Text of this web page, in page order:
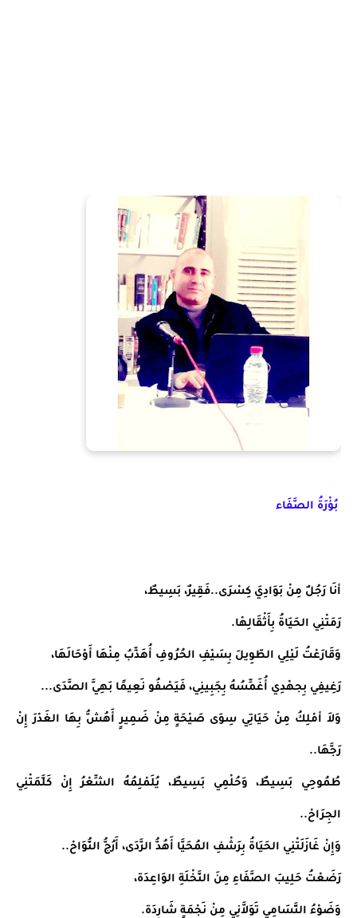
بُؤْرَةُ الصَّفَاء
أنَا رَجُلٌ مِنْ بَوَادِيَ كِسْرَى..فَقِيرٌ، بَسِيطٌ،
رَمَتْنِي الحَيَاةُ بِأَثْقَالِهْا.
وَقَارَعْتُ لَيْلِي الطّوِيلَ بِسَيْفِ الحُرُوفِ أُهَذِّبُ مِنْهَا أَوْحَالَهَا،
رَغِيفِي بِجهْدِي أُغَمِّسُهُ بِجَبِينِي، فَيَصْفُو نَعِيمًا بَهِيَّ الصَّدَى...
رَجَّهَا..
الجِرَاحْ..
وَإِنْ غَازَلَتْنِي الحَيَاةُ بِرَشْفِ المُحَيَّا أَهُدُّ الرَّدَى، أَرُجُّ النُّوَاحْ..
رَضَعْتُ حَلِيبَ الصَّفَاءِ مِنَ النَّخْلَةِ الوَاعِدَة،
وَضَوْءُ التَّسَامِي تَوَلاَّنِي مِنْ نَجْمَةٍ شَارِدَة.